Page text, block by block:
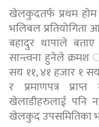
खेलकुदतर्फ प्रथम
भलिबल प्रतियोगिता
बहादुर थापाले बताए
सान्त्वना हुनेले
सय ११, ४१ हजार १
र प्रमाणपत्र
खेलाडीहरुलाई पनि
खेलकुद उपसमितिका